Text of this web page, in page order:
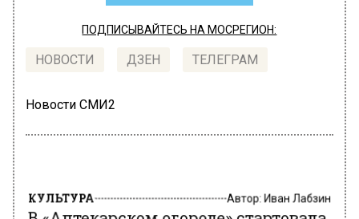
ПОДПИСЫВАЙТЕСЬ НА МОСРЕГИОН:
НОВОСТИ ДЗЕН ТЕЛЕГРАМ
Новости СМИ2
В «Аптекарском огороде» стартовала